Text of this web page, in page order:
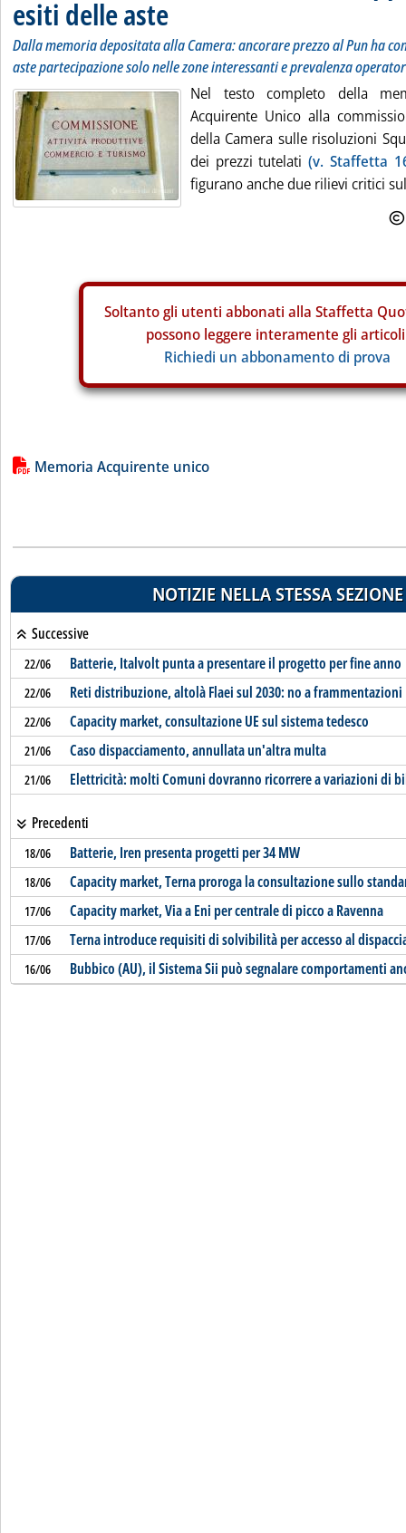
esiti delle aste
Dalla memoria depositata alla Camera: ancorare prezzo al Pun ha
aste partecipazione solo nelle zone interessanti e prevalenza
Nel testo completo della
Acquirente Unico alla
della Camera sulle risoluzioni
dei prezzi tutelati(v. Staffetta
figurano anche due rilievi critici
Soltanto gli utenti abbonati alla Staffetta
possono leggere interamente gli
Richiedi un abbonamento di prova
Lista allegati PDF alla notizia
Memoria Acquirente unico
NOTIZIE NELLA STESSA SEZIONE
Successive
22/06 Batterie, Italvolt punta a presentare il progetto per fine anno
22/06 Reti distribuzione, altolà Flaei sul 2030: no a frammentazioni
22/06 Capacity market, consultazione UE sul sistema tedesco
21/06 Caso dispacciamento, annullata un'altra multa
21/06 Elettricità: molti Comuni dovranno ricorrere a variazioni di
Precedenti
18/06 Batterie, Iren presenta progetti per 34 MW
18/06 Capacity market, Terna proroga la consultazione sullo
17/06 Capacity market, Via a Eni per centrale di picco a Ravenna
17/06 Terna introduce requisiti di solvibilità per accesso al
16/06 Bubbico (AU), il Sistema Sii può segnalare comportamenti